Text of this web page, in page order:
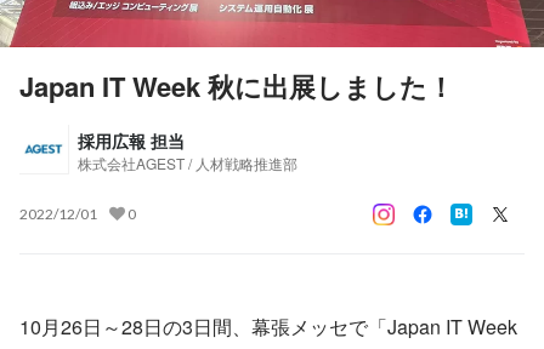
Japan IT Week 秋に出展しました！
採用広報 担当
株式会社AGEST / 人材戦略推進部
2022/12/01 0
10月26日～28日の3日間、幕張メッセで「Japan IT Week